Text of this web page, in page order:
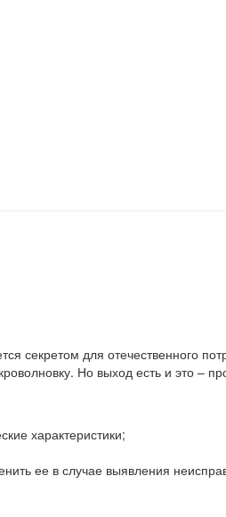
секретом для отечественного
Но выход есть и это –
характеристики;
ее в случае выявления